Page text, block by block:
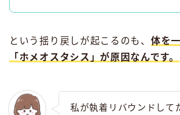
という揺り戻しが起こるのも、 体を
「ホメオスタシス」が原因なんです。
私が執着リバウンドして